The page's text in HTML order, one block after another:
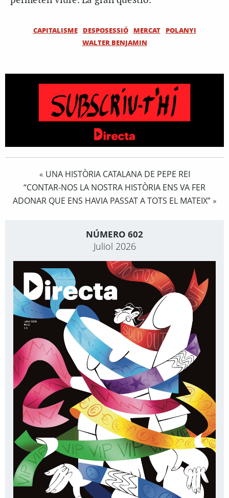
CAPITALISME DESPOSESSIÓ MERCAT
POLANYI
WALTER BENJAMIN
« UNA HISTÒRIA CATALANA DE PEPE REI
“CONTAR-NOS LA NOSTRA HISTÒRIA ENS VA FER
ADONAR QUE ENS HAVIA PASSAT A TOTS EL MATEIX”»
NÚMERO 602
Juliol 2026